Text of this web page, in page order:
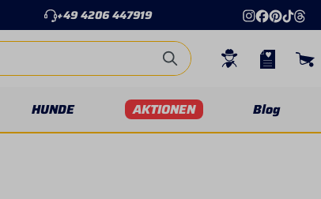
+49 4206 447919
HUNDE AKTIONEN Blog